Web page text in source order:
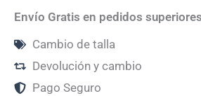
Envío Gratis en pedidos
Cambio de talla
Devolución y cambio
Pago Seguro